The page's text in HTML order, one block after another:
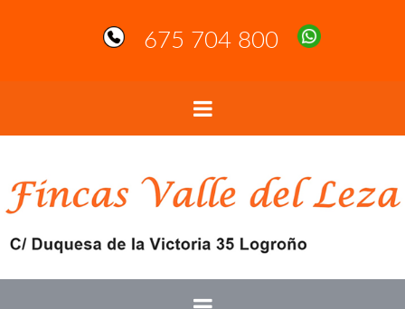
675 704 800